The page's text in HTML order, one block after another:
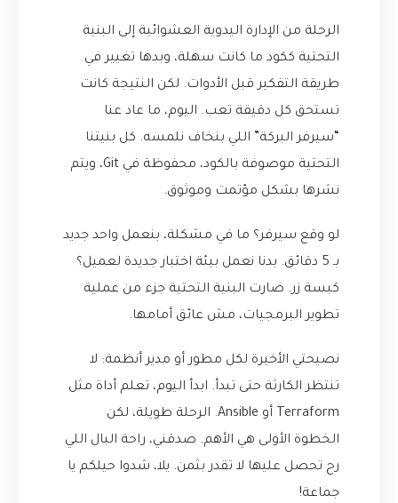
الرحلة من الإدارة اليدوية العشوائية إلى البنية
التحتية ككود ما كانت سهلة، وبدها تغيير في
طريقة التفكير قبل الأدوات. لكن النتيجة كانت
تستحق كل دقيقة تعب. اليوم، ما عاد عنا
“سيرفر البركة” اللي بنخاف نلمسه. كل بنيتنا
التحتية موصوفة بالكود، محفوظة في Git، ويتم
نشرها بشكل مؤتمت وموثوق.
لو وقع سيرفر؟ ما في مشكلة، بنعمل واحد جديد
بـ 5 دقائق. بدنا نعمل بيئة اختبار جديدة لعميل؟
كبسة زر. صارت البنية التحتية جزء من عملية
تطوير البرمجيات، مش عائق أمامها.
نصيحتي الأخيرة لكل مطور أو مدير أنظمة: لا
تنتظر الكارثة حتى تبدأ. ابدأ اليوم، تعلم أداة مثل
Terraform أو Ansible. الرحلة طويلة، لكن
الخطوة الأولى هي الأهم. صدقني، راحة البال اللي
رح تحصل عليها لا تقدر بثمن. يلا، شدوا حيلكم يا
جماعة!